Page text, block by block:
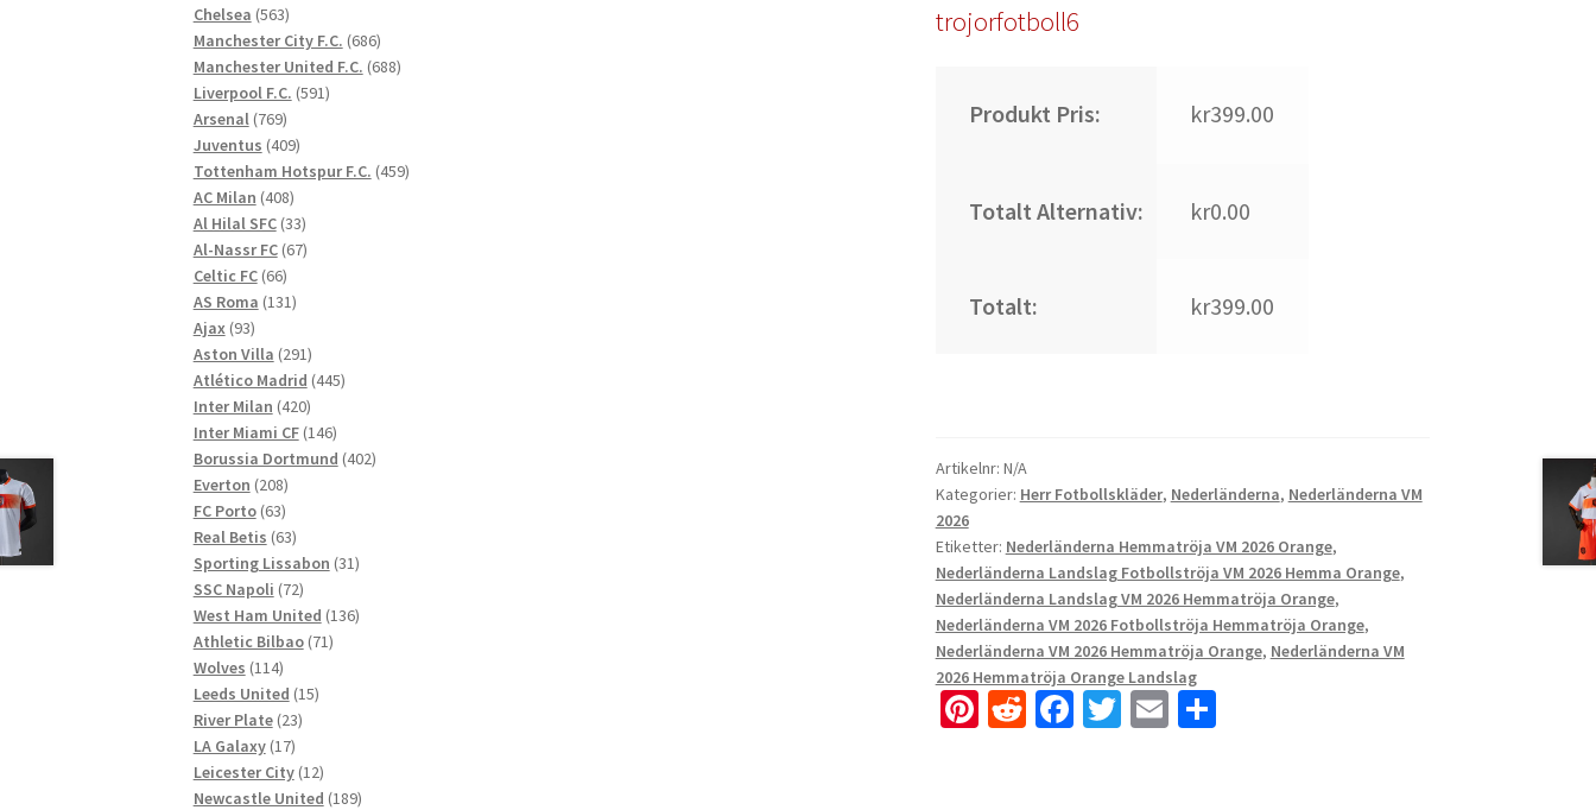
trojorfotboll6
Produkt Pris: kr399.00
Totalt Alternativ: kr0.00
Totalt: kr399.00
Artikelnr: N/A
Kategorier: Herr Fotbollskläder, Nederländerna, Nederländerna VM
2026
Etiketter: Nederländerna Hemmatröja VM 2026 Orange,
Nederländerna Landslag Fotbollströja VM 2026 Hemma Orange,
Nederländerna Landslag VM 2026 Hemmatröja Orange,
Nederländerna VM 2026 Fotbollströja Hemmatröja Orange,
Nederländerna VM 2026 Hemmatröja Orange, Nederländerna VM
2026 Hemmatröja Orange Landslag
Pi R Fa T E D
Chelsea 563563
produkter
Manchester City F.C. 686686
produkter
Manchester United F.C. 688688
Liverpool F.C. 591591
Arsenal 769769
produkter
Juventus 409409
produkter
Tottenham Hotspur F.C. 459459
AC Milan 408408
produkter
Al Hilal SFC 3333
produkter
Al-Nassr FC 6767
Celtic FC 6666
produkter
AS Roma 131131
Ajax 9393
produkter
Aston Villa 291291
produkter
Atlético Madrid 445445
Inter Milan 420420
produkter
Inter Miami CF 146146
produkter
Borussia Dortmund 402402
Everton 208208
produkter
FC Porto 6363
produkter
Real Betis 6363
produkter
Sporting Lissabon 3131
SSC Napoli 7272
produkter
West Ham United 136136
Athletic Bilbao 7171
Wolves 114114
produkter
Leeds United 1515
River Plate 2323
LA Galaxy 1717
produkter
Leicester City 1212
produkter
Newcastle United 189189